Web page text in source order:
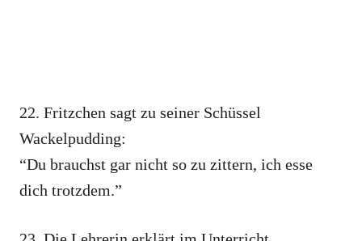
22. Fritzchen sagt zu seiner Schüssel
Wackelpudding:
“Du brauchst gar nicht so zu zittern, ich esse
dich trotzdem.”